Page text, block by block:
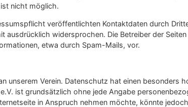
nicht möglich.
veröffentlichten Kontaktdaten durch
ausdrücklich widersprochen. Die Betreiber der
etwa durch Spam-Mails, vor.
unserem Verein. Datenschutz hat einen besonders
ist grundsätzlich ohne jede Angabe
in Anspruch nehmen möchte, könnte